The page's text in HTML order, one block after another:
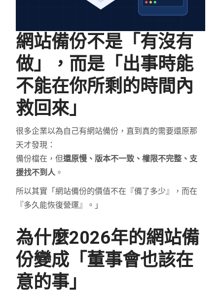
網站備份不是「有沒有
做」，而是「出事時能
不能在你所剩的時間內
救回來」
很多企業以為自己有網站備份，直到真的需要還原那
天才發現：
備份檔在，但還原慢、版本不一致、權限不完整、支
援找不到人 。
所以其實「網站備份的價值不在『備了多少』，而在
『多久能恢復營運』。」
為什麼2026年的網站備
份變成「董事會也該在
意的事」